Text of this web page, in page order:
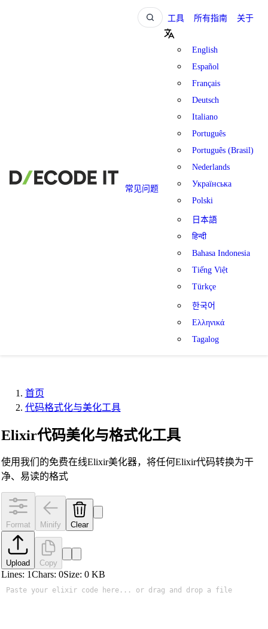
工具 所有指南 关于
常见问题
English
Español
Français
Deutsch
Italiano
Português
Português (Brasil)
Nederlands
Українська
Polski
日本語
हिन्दी
Bahasa Indonesia
Tiếng Việt
Türkçe
한국어
Ελληνικά
Tagalog
首页
代码格式化与美化工具
Elixir代码美化与格式化工具
使用我们的免费在线Elixir美化器，将任何Elixir代码转换为干
净、易读的格式
Format Minify Clear
Upload Copy
Lines: 1Chars: 0Size: 0KB